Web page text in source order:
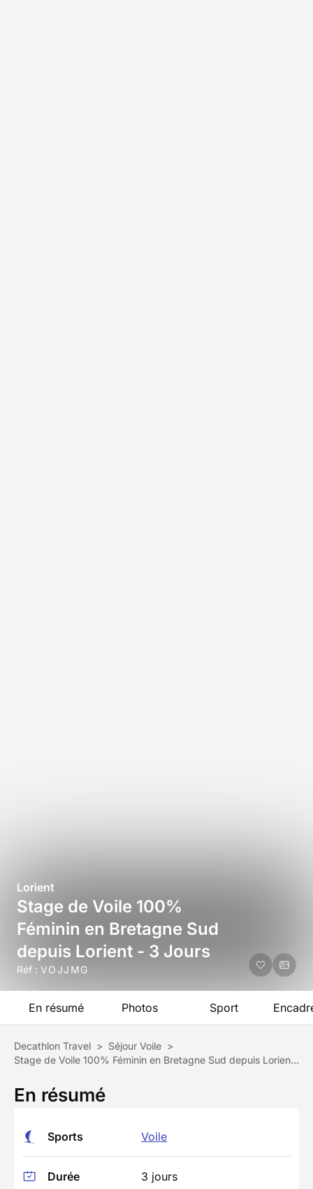
Lorient
Stage de Voile 100%
Féminin en Bretagne Sud
depuis Lorient - 3 Jours
Réf : VOJJMG
En résumé Photos Sport
Decathlon Travel > Séjour Voile >
Stage de Voile 100% Féminin en Bretagne Sud depuis Lorient - 3 Jours
En résumé
Sports Voile
Durée 3 jours